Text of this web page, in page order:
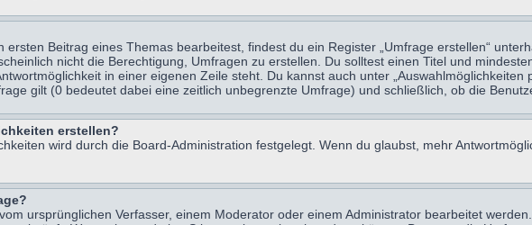
Beitrag eines Themas bearbeitest, findest du ein Register „Umfrage erstellen“
nicht die Berechtigung, Umfragen zu erstellen. Du solltest einen Titel und
in einer eigenen Zeile steht. Du kannst auch unter
gilt (0 bedeutet dabei eine zeitlich unbegrenzte Umfrage) und schließlich, ob die
erstellen?
wird durch die Board-Administration festgelegt. Wenn du glaubst, mehr
ursprünglichen Verfasser, einem Moderator oder einem Administrator bearbeitet